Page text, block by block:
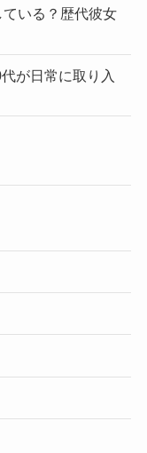
ている？歴代彼女
が日常に取り入